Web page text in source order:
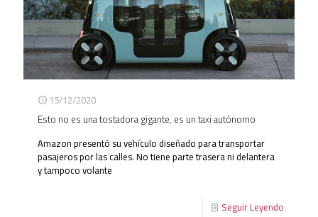
15/12/2020
Esto no es una tostadora gigante, es un taxi autónomo
Amazon presentó su vehículo diseñado para transportar
pasajeros por las calles. No tiene parte trasera ni delantera
y tampoco volante
Seguir Leyendo